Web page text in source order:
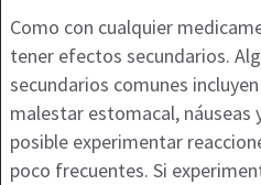
Como con cualquier
tener efectos secundarios.
secundarios comunes
malestar estomacal, náuseas
posible experimentar
poco frecuentes. Si